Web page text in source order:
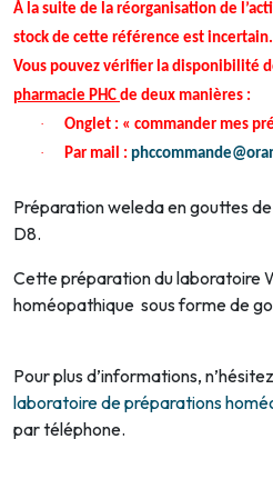
À la suite de la réorganisation de
stock de cette référence est incertain.
Vous pouvez vérifier la disponibilité
pharmacie PHC de deux manières :
·
Onglet : « commander mes
·
Par mail :
Préparation weleda en gouttes
D8.
Cette préparation du laboratoire
homéopathique sous forme de
Pour plus d’informations,
laboratoire de préparations
par téléphone.